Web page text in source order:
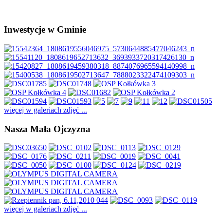
Inwestycje w Gminie
więcej w galeriach zdjęć ...
Nasza Mała Ojczyzna
więcej w galeriach zdjęć ...